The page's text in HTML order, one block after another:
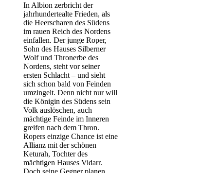
In Albion zerbricht der
jahrhundertealte Frieden, als
die Heerscharen des Südens
im rauen Reich des Nordens
einfallen. Der junge Roper,
Sohn des Hauses Silberner
Wolf und Thronerbe des
Nordens, steht vor seiner
ersten Schlacht – und sieht
sich schon bald von Feinden
umzingelt. Denn nicht nur will
die Königin des Südens sein
Volk auslöschen, auch
mächtige Feinde im Inneren
greifen nach dem Thron.
Ropers einzige Chance ist eine
Allianz mit der schönen
Keturah, Tochter des
mächtigen Hauses Vidarr.
Doch seine Gegner planen